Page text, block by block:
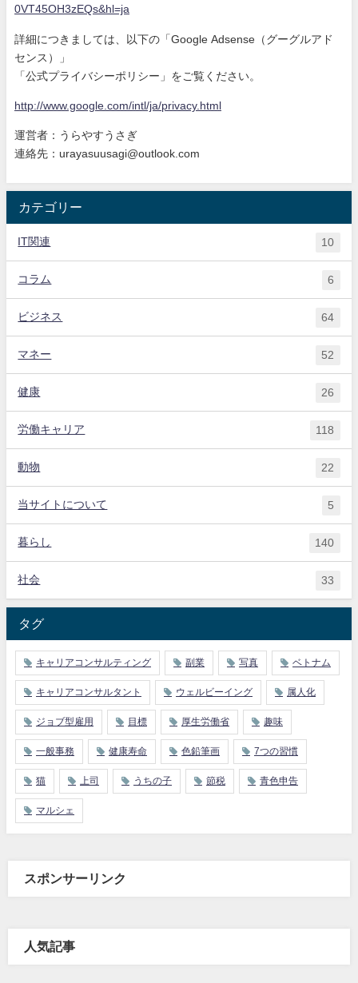
0VT45OH3zEQs&hl=ja
詳細につきましては、以下の「Google Adsense（グーグルアド
センス）」
「公式プライバシーポリシー」をご覧ください。
http://www.google.com/intl/ja/privacy.html
運営者：うらやすうさぎ
連絡先：urayasuusagi@outlook.com
カテゴリー
IT関連 10
コラム 6
ビジネス 64
マネー 52
健康 26
労働キャリア 118
動物 22
当サイトについて 5
暮らし 140
社会 33
タグ
キャリアコンサルティング 副業 写真 ベトナム
キャリアコンサルタント ウェルビーイング 属人化
ジョブ型雇用 目標 厚生労働省 趣味
一般事務 健康寿命 色鉛筆画 7つの習慣
猫 上司 うちの子 節税 青色申告
マルシェ
スポンサーリンク
人気記事